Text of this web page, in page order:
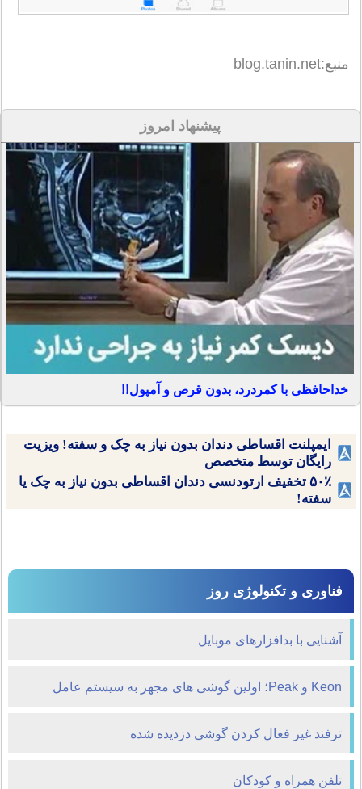
منبع:blog.tanin.net
پیشنهاد امروز
خداحافظی با کمردرد، بدون قرص و آمپول!!
ایمپلنت اقساطی دندان بدون نیاز به چک و سفته! ویزیت
رایگان توسط متخصص
۵۰٪ تخفیف ارتودنسی دندان اقساطی بدون نیاز به چک یا
سفته!
فناوری و تکنولوژی روز
آشنایی با بدافزارهای موبایل
Keon و Peak؛ اولین گوشی های مجهز به سیستم عامل
فایرفاکس،هفته آینده در دست مشتریان
ترفند غیر فعال کردن گوشی دزدیده شده
تلفن همراه و کودکان